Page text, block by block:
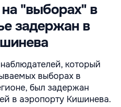
"выборах" в
задержан в
который
выборах в
был задержан
в аэропорту Кишинева.